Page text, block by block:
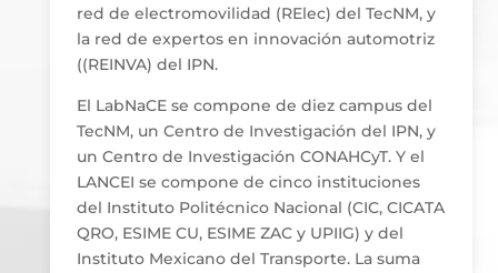
red de electromovilidad (RElec) del TecNM, y
la red de expertos en innovación automotriz
((REINVA) del IPN.
El LabNaCE se compone de diez campus del
TecNM, un Centro de Investigación del IPN, y
un Centro de Investigación CONAHCyT. Y el
LANCEI se compone de cinco instituciones
del Instituto Politécnico Nacional (CIC, CICATA
QRO, ESIME CU, ESIME ZAC y UPIIG) y del
Instituto Mexicano del Transporte. La suma